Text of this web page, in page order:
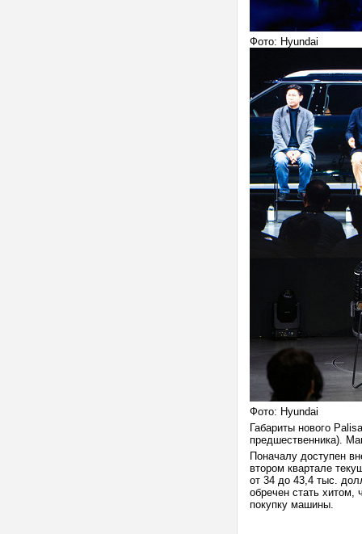
Фото: Hyundai
Фото: Hyundai
Габариты нового
предшественника).
Поначалу доступен
втором квартале
от 34 до 43,4 тыс.
обречен стать хитом,
покупку машины.